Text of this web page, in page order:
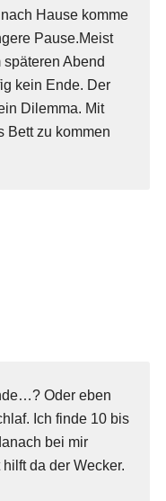
Hause komme
Pause.Meist
Abend
kein Ende. Der
Dilemma. Mit
Bett zu kommen
Oder eben
Ich finde 10 bis
bei mir
da der Wecker.